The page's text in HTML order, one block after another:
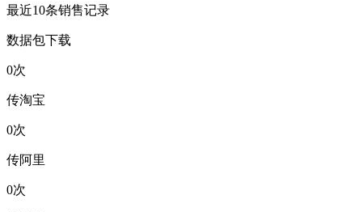
最近10条销售记录
数据包下载
0次
传淘宝
0次
传阿里
0次